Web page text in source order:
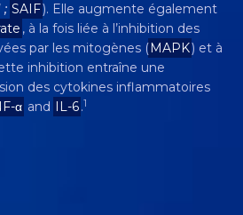
; SAIF). Elle augmente également
, à la fois liée à l’inhibition des
par les mitogènes (MAPK) et à
inhibition entraîne une
des cytokines inflammatoires
α and IL-6.1